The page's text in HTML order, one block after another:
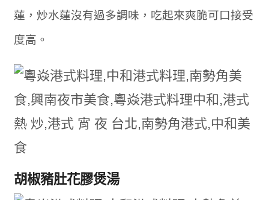
蓮，炒水蓮沒有過多調味，吃起來爽脆可口接受
度高。
胡椒豬肚花膠煲湯